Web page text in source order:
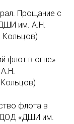
Прощание с
им. А.Н.
Кольцов)
флот в огне»
флота в
«ДШИ им.